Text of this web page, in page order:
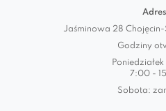
Jaśminowa 28
Godziny
7:00 -
Sobota: